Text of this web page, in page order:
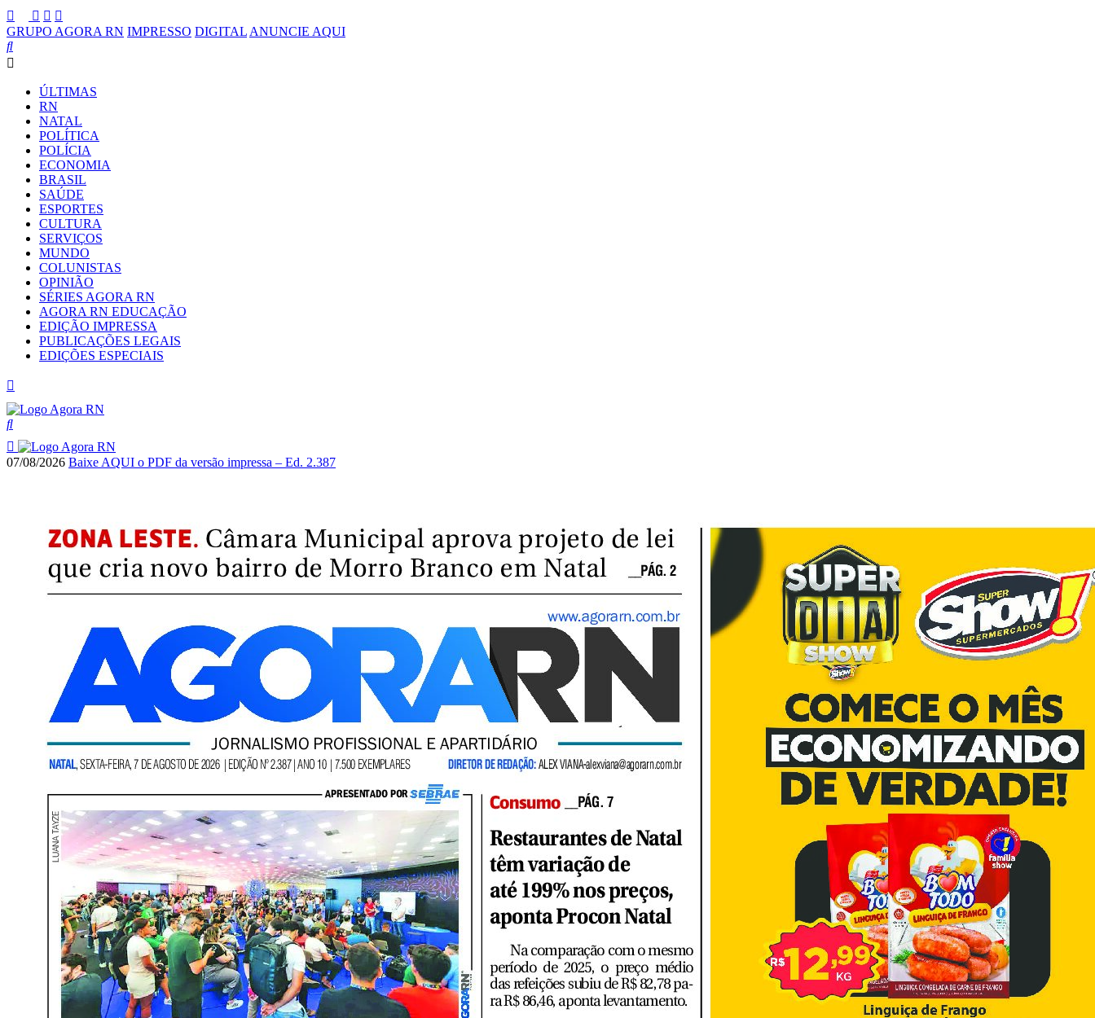
GRUPO AGORA RN IMPRESSO DIGITAL ANUNCIE AQUI
ÚLTIMAS
RN
NATAL
POLÍTICA
POLÍCIA
ECONOMIA
BRASIL
SAÚDE
ESPORTES
CULTURA
SERVIÇOS
MUNDO
COLUNISTAS
OPINIÃO
SÉRIES AGORA RN
AGORA RN EDUCAÇÃO
EDIÇÃO IMPRESSA
PUBLICAÇÕES LEGAIS
EDIÇÕES ESPECIAIS
07/08/2026 Baixe AQUI o PDF da versão impressa – Ed. 2.387